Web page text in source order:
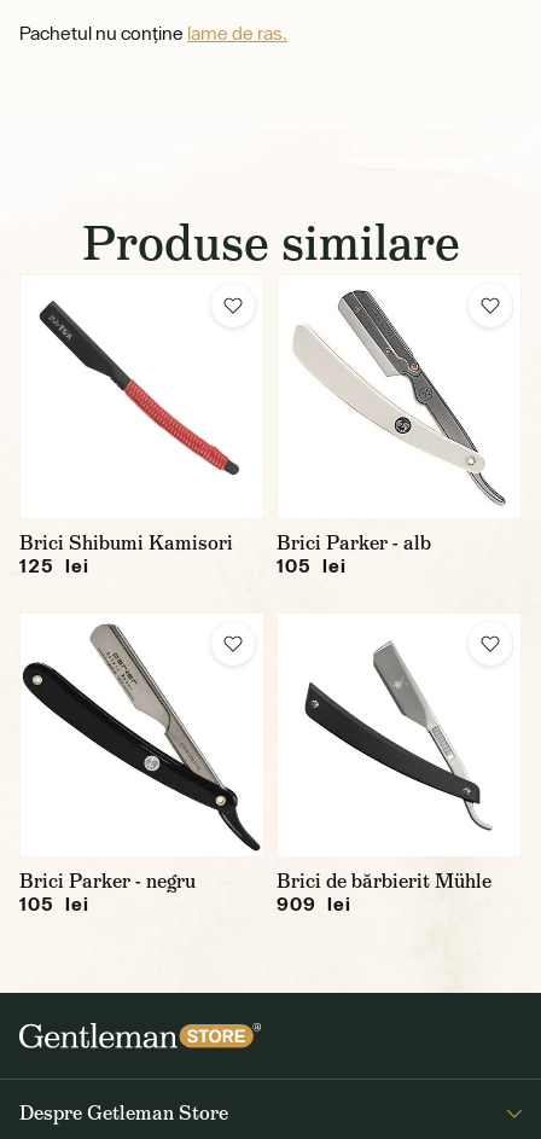
Pachetul nu conține lame de ras.
Produse similare
Brici Shibumi Kamisori
125 lei
Brici Parker - alb
105 lei
Brici Parker - negru
105 lei
Brici de bărbierit Mühle
909 lei
Despre Getleman Store